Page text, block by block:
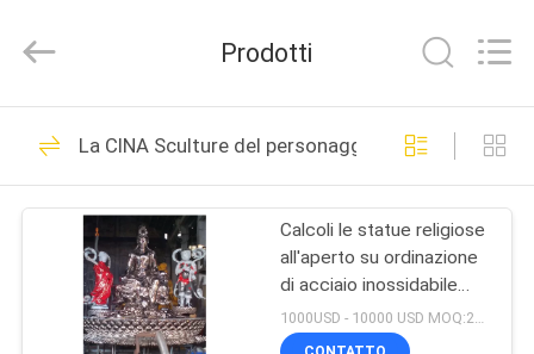
CASA.
PRODOTTI
VIDEO
Crafts
Rights
Developed
Metallo Art
Sculptures
74
Prodotti
La CINA Sculture del personaggio dei cartoni
Calcoli le statue religiose
all'aperto su ordinazione
di acciaio inossidabile
delle sculture del
personaggio dei cartoni
1000USD - 10000 USD MOQ:20 pezzi